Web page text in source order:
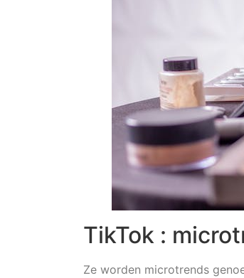
TikTok :
Ze worden microtrends